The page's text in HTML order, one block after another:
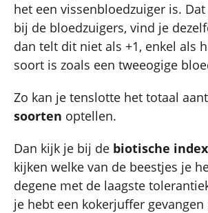
het een vissenbloedzuiger is.
bij de bloedzuigers, vind je
dan telt dit niet als +1, enkel als
soort is zoals een tweeogige
Zo kan je tenslotte het totaal
soorten optellen.
Dan kijk je bij de biotische index
kijken welke van de beestjes je
degene met de laagste
je hebt een kokerjuffer